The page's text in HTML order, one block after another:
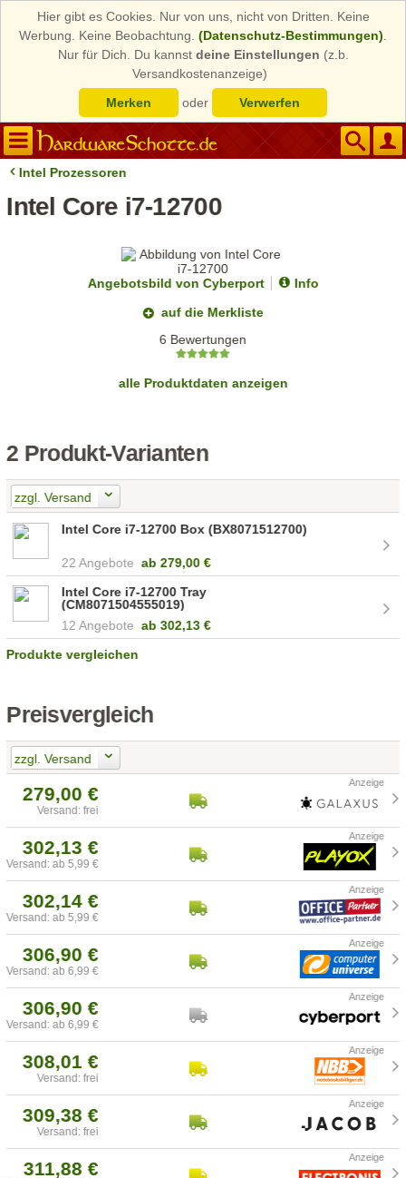
Hier gibt es Cookies. Nur von uns, nicht von Dritten. Keine
Werbung. Keine Beobachtung. (Datenschutz-Bestimmungen)
Nur für Dich. Du kannst deine Einstellungen (z.b.
Versandkostenanzeige)
Merken
oder Verwerfen
Intel Prozessoren
Intel Core i7-12700
Angebotsbild von Cyberport
Info
auf die Merkliste
6 Bewertungen
alle Produktdaten anzeigen
2 Produkt-Varianten
zzgl. Versand
Intel Core i7-12700 Box (BX8071512700)
22 Angebote ab 279,00 €
Intel Core i7-12700 Tray
(CM8071504555019)
12 Angebote ab 302,13 €
Produkte vergleichen
Preisvergleich
zzgl. Versand
279,00 €
Versand: frei
302,13 €
Versand: ab 5,99 €
302,14 €
Versand: ab 5,99 €
306,90 €
Versand: ab 6,99 €
306,90 €
Versand: ab 6,99 €
308,01 €
Versand: frei
309,38 €
Versand: frei
311,88 €